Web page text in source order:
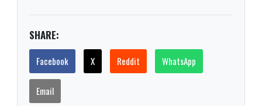
SHARE:
Facebook X Reddit WhatsApp
Email